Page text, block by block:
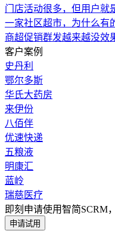
门店活动很多，但用户就
一家社区超市，为什么有
商超促销群发越来越没效
客户案例
史丹利
鄂尔多斯
华氏大药房
来伊份
八佰伴
优速快递
五粮液
明康汇
蓝岭
瑞慈医疗
即刻申请使用智简SCRM